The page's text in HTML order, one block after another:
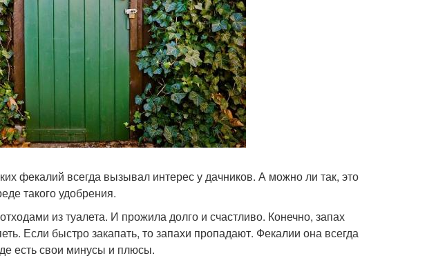
фекалий всегда вызывал интерес у дачников. А можно ли так, это
такого удобрения.
из туалета. И прожила долго и счастливо. Конечно, запах
Если быстро закапать, то запахи пропадают. Фекалии она всегда
есть свои минусы и плюсы.